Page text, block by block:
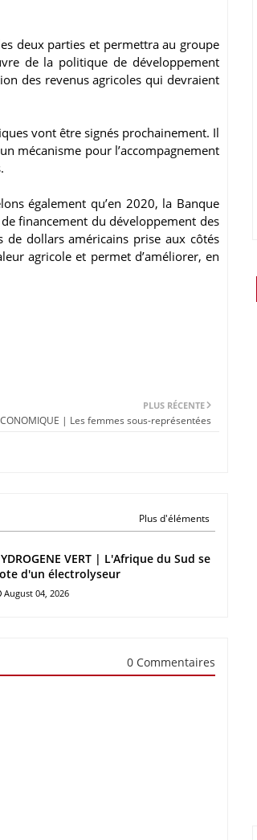
deux parties et permettra au groupe
de la politique de développement
des revenus agricoles qui devraient
vont être signés prochainement. Il
mécanisme pour l’accompagnement
également qu’en 2020, la Banque
financement du développement des
de dollars américains prise aux côtés
agricole et permet d’améliorer, en
PLUS RÉCENTE
| Les femmes sous-représentées
Plus d'éléments
VERT | L'Afrique du Sud se
d'un électrolyseur
August 04, 2026
0 Commentaires